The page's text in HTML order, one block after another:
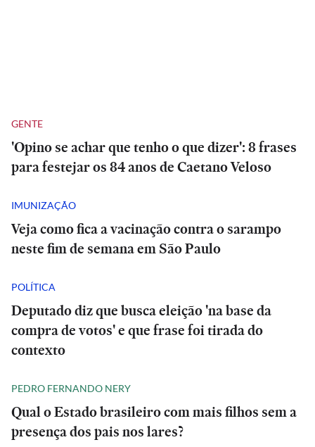
GENTE
'Opino se achar que tenho o que dizer': 8 frases
para festejar os 84 anos de Caetano Veloso
IMUNIZAÇÃO
Veja como fica a vacinação contra o sarampo
neste fim de semana em São Paulo
POLÍTICA
Deputado diz que busca eleição 'na base da
compra de votos' e que frase foi tirada do
contexto
PEDRO FERNANDO NERY
Qual o Estado brasileiro com mais filhos sem a
presença dos pais nos lares?